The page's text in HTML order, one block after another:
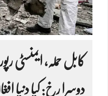
کابل حملہ، ایمنسٹی
دوسرا رخ: کیا دنیا